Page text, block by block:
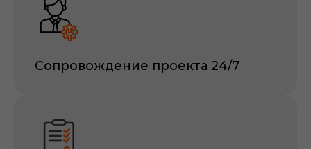
Сопровождение проекта 24/7